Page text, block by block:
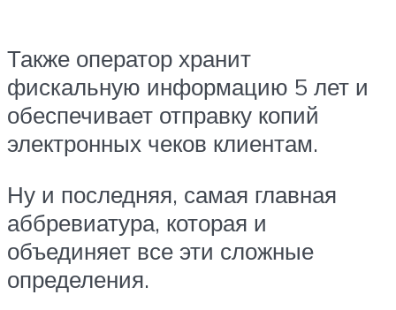
Также оператор хранит
фискальную информацию 5 лет и
обеспечивает отправку копий
электронных чеков клиентам.
Ну и последняя, самая главная
аббревиатура, которая и
объединяет все эти сложные
определения.